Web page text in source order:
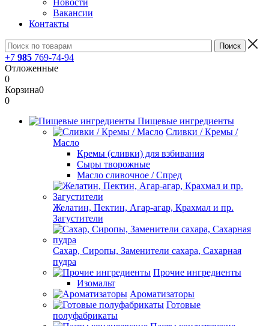
Новости
Вакансии
Контакты
+7 985 769-74-94
Отложенные
0
Корзина0
0
Пищевые ингредиенты
Сливки / Кремы /
Масло
Кремы (сливки) для взбивания
Сыры творожные
Масло сливочное / Спред
Желатин, Пектин, Агар-агар, Крахмал и пр.
Загустители
Сахар, Сиропы, Заменители сахара, Сахарная
пудра
Прочие ингредиенты
Изомальт
Ароматизаторы
Готовые
полуфабрикаты